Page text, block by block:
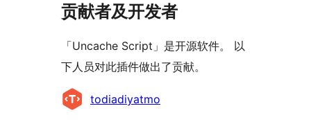
贡献者及开发者
「Uncache Script」是开源软件。 以
下人员对此插件做出了贡献。
贡
todiadiyatmo